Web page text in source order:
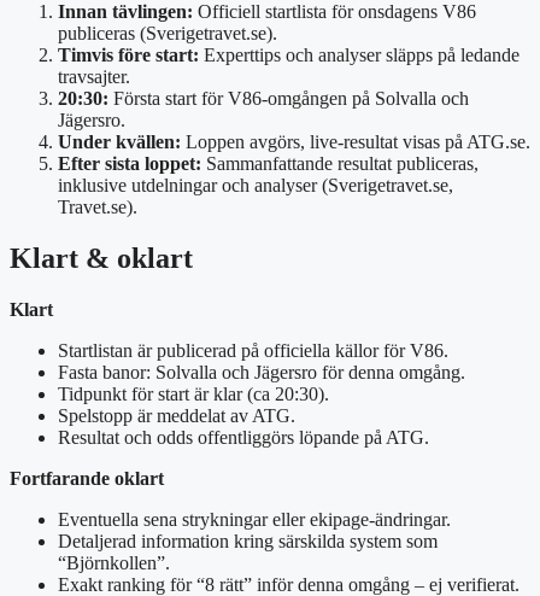
Innan tävlingen: Officiell startlista för onsdagens V86
publiceras (Sverigetravet.se).
Timvis före start: Experttips och analyser släpps på ledande
travsajter.
20:30: Första start för V86-omgången på Solvalla och
Jägersro.
Under kvällen: Loppen avgörs, live-resultat visas på ATG.se.
Efter sista loppet: Sammanfattande resultat publiceras,
inklusive utdelningar och analyser (Sverigetravet.se,
Travet.se).
Klart & oklart
Klart
Startlistan är publicerad på officiella källor för V86.
Fasta banor: Solvalla och Jägersro för denna omgång.
Tidpunkt för start är klar (ca 20:30).
Spelstopp är meddelat av ATG.
Resultat och odds offentliggörs löpande på ATG.
Fortfarande oklart
Eventuella sena strykningar eller ekipage-ändringar.
Detaljerad information kring särskilda system som
“Björnkollen”.
Exakt ranking för “8 rätt” inför denna omgång – ej verifierat.